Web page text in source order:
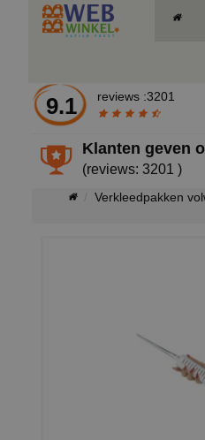
9.1 reviews :3201
Klanten geven
(reviews: 3201 )
Verkleedpakken